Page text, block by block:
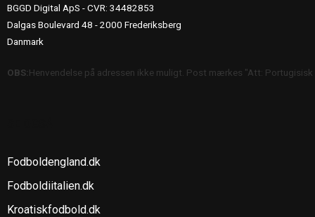
BGGD Digital ApS - CVR: 34482853
Dalgas Boulevard 48 - 2000 Frederiksberg
Danmark
OBS:Henvendelse på adressen ikke muligt. Post mærkes "Att:
Fodboldengland.dk
Fodboldiitalien.dk
Kroatiskfodbold.dk